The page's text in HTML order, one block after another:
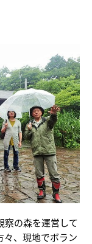
察の森を運営して
々、現地でボラン